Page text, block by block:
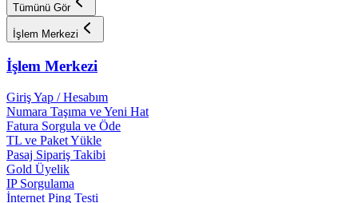
Tümünü Gör
İşlem Merkezi
İşlem Merkezi
Giriş Yap / Hesabım
Numara Taşıma ve Yeni Hat
Fatura Sorgula ve Öde
TL ve Paket Yükle
Pasaj Sipariş Takibi
Gold Üyelik
IP Sorgulama
İnternet Ping Testi